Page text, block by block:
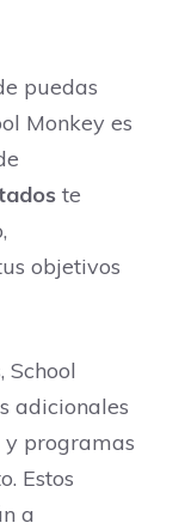
puedas
Monkey es
te
objetivos
School
adicionales
programas
Estos
a